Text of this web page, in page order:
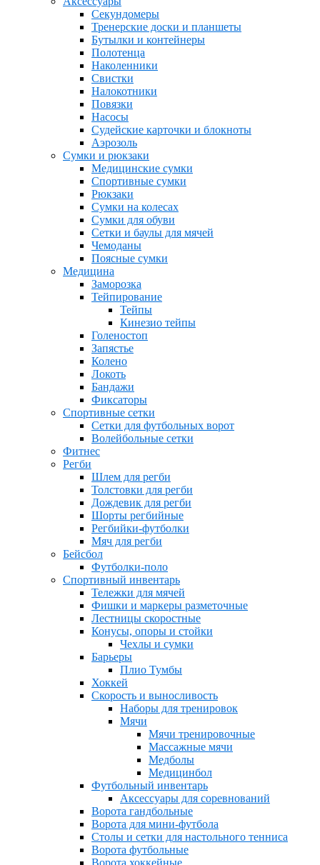
Секундомеры
Тренерские доски и планшеты
Бутылки и контейнеры
Полотенца
Наколенники
Свистки
Налокотники
Повязки
Насосы
Судейские карточки и блокноты
Аэрозоль
Сумки и рюкзаки
Медицинские сумки
Спортивные сумки
Рюкзаки
Сумки на колесах
Сумки для обуви
Сетки и баулы для мячей
Чемоданы
Поясные сумки
Медицина
Заморозка
Тейпирование
Тейпы
Кинезио тейпы
Голеностоп
Запястье
Колено
Локоть
Бандажи
Фиксаторы
Спортивные сетки
Сетки для футбольных ворот
Волейбольные сетки
Фитнес
Регби
Шлем для регби
Толстовки для регби
Дождевик для регби
Шорты регбийные
Регбийки-футболки
Мяч для регби
Бейсбол
Футболки-поло
Спортивный инвентарь
Тележки для мячей
Фишки и маркеры разметочные
Лестницы скоростные
Конусы, опоры и стойки
Чехлы и сумки
Барьеры
Плио Тумбы
Хоккей
Скорость и выносливость
Наборы для тренировок
Мячи
Мячи тренировочные
Массажные мячи
Медболы
Медицинбол
Футбольный инвентарь
Аксессуары для соревнований
Ворота гандбольные
Ворота для мини-футбола
Столы и сетки для настольного тенниса
Ворота футбольные
Ворота хоккейные